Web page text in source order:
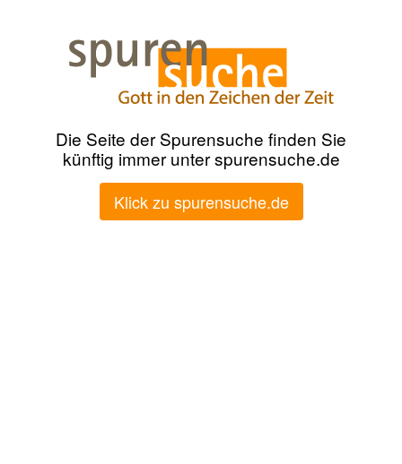
Die Seite der Spurensuche finden Sie
künftig immer unter spurensuche.de
Klick zu spurensuche.de